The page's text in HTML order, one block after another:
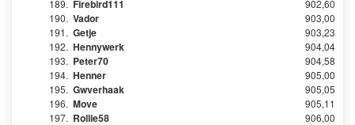
189. Firebird111
902,60
190. Vador
903,00
191. Getje
903,23
192. Hennywerk
904,04
193. Peter70
904,58
194. Henner
905,00
195. Gwverhaak
905,05
196. Move
905,11
197. Rollie58
906,00